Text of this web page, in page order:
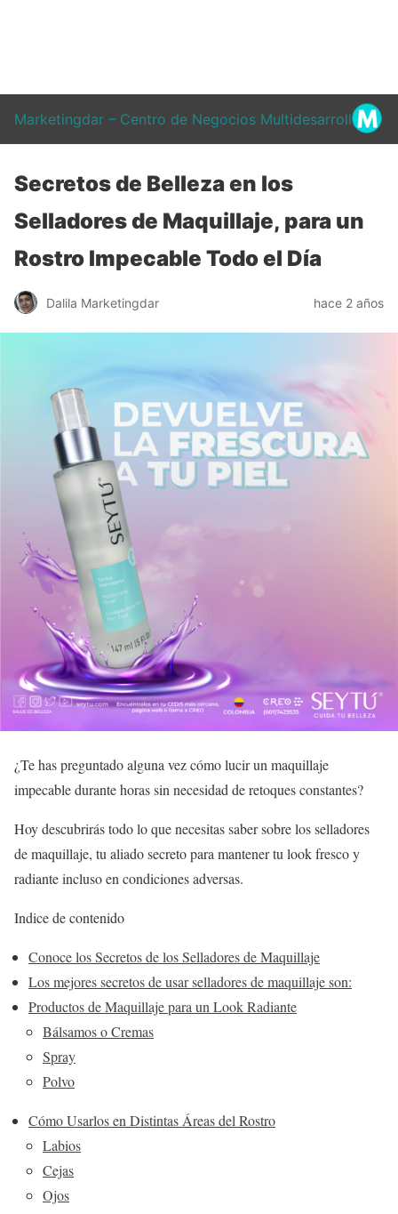
Marketingdar – Centro de Negocios Multidesarrollo
Secretos de Belleza en los
Selladores de Maquillaje, para un
Rostro Impecable Todo el Día
Dalila Marketingdar hace 2 años
¿Te has preguntado alguna vez cómo lucir un maquillaje
impecable durante horas sin necesidad de retoques constantes?
Hoy descubrirás todo lo que necesitas saber sobre los selladores
de maquillaje, tu aliado secreto para mantener tu look fresco y
radiante incluso en condiciones adversas.
Indice de contenido
Conoce los Secretos de los Selladores de Maquillaje
Los mejores secretos de usar selladores de maquillaje son:
Productos de Maquillaje para un Look Radiante
Bálsamos o Cremas
Spray
Polvo
Cómo Usarlos en Distintas Áreas del Rostro
Labios
Cejas
Ojos